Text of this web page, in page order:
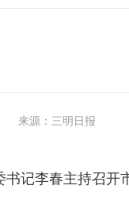
来源：三明日报
李春主持召开